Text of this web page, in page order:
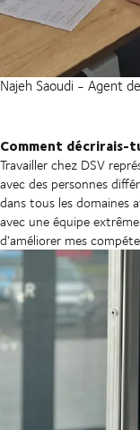
Najeh Saoudi - Agent
Comment décrirais-
Travailler chez DSV
avec des personnes
dans tous les domaines
avec une équipe
d'améliorer mes